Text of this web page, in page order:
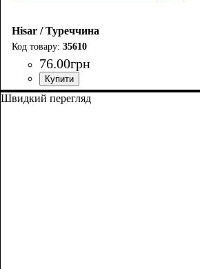
Hisar / Туреччина
35610
76.00грн
Швидкий перегляд